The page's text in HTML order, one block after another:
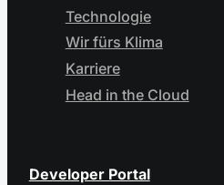
Technologie
Wir fürs Klima
Karriere
Head in the Cloud
Developer Portal